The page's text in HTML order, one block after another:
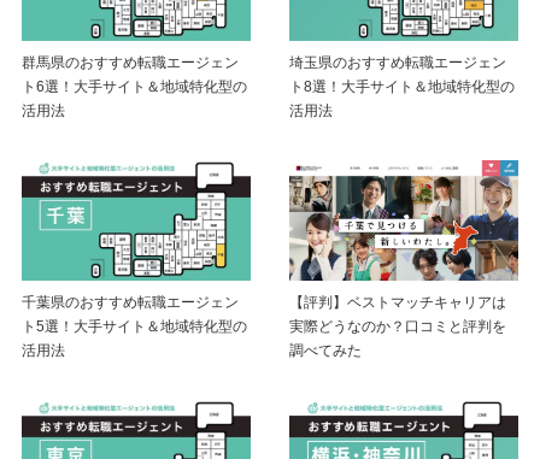
群馬県のおすすめ転職エージェン
ト6選！大手サイト＆地域特化型の
活用法
埼玉県のおすすめ転職エージェン
ト8選！大手サイト＆地域特化型の
活用法
千葉県のおすすめ転職エージェン
ト5選！大手サイト＆地域特化型の
活用法
【評判】ベストマッチキャリアは
実際どうなのか？口コミと評判を
調べてみた